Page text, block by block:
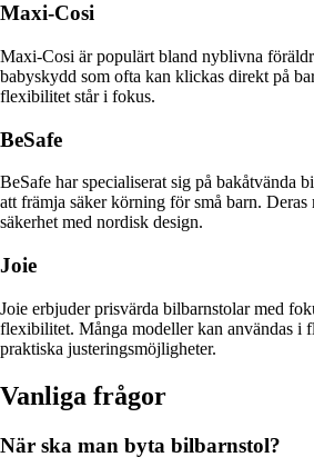
Maxi-Cosi
Maxi-Cosi är populärt bland nyblivna
babyskydd som ofta kan klickas direkt på
flexibilitet står i fokus.
BeSafe
BeSafe har specialiserat sig på bakåtvända
att främja säker körning för små barn.
säkerhet med nordisk design.
Joie
Joie erbjuder prisvärda bilbarnstolar med
flexibilitet. Många modeller kan användas i
praktiska justeringsmöjligheter.
Vanliga frågor
När ska man byta bilbarnstol?